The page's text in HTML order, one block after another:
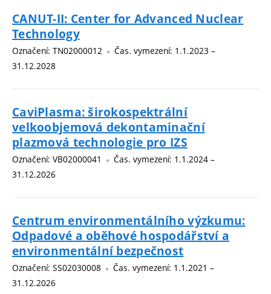
CANUT-II: Center for Advanced Nuclear
Technology
Označení: TN02000012
Čas. vymezení: 1.1.2023 –
31.12.2028
CaviPlasma: širokospektrální
velkoobjemová dekontaminační
plazmová technologie pro IZS
Označení: VB02000041
Čas. vymezení: 1.1.2024 –
31.12.2026
Centrum environmentálního výzkumu:
Odpadové a oběhové hospodářství a
environmentální bezpečnost
Označení: SS02030008
Čas. vymezení: 1.1.2021 –
31.12.2026